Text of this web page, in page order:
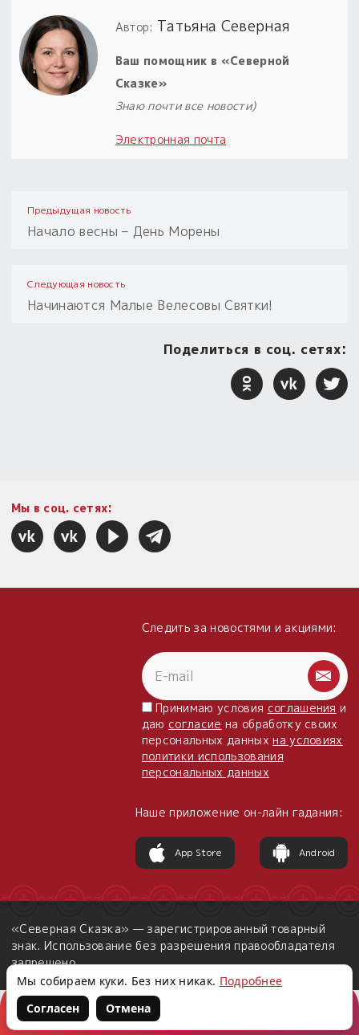
Корзина Войти
Автор: Татьяна Северная
Ваш помощник в «Северной
Сказке»
Знаю почти все новости)
Электронная почта
Предыдущая новость
Начало весны – День Морены
Следующая новость
Начинаются Малые Велесовы Святки!
Поделиться в соц. сетях:
Мы в соц. сетях:
Следить за новостями и акциями:
Принимаю условия соглашения и
даю согласие на обработку своих
персональных данныхна условиях
политики использования
персональных данных
Наше приложение он-лайн гадания:
App Store Android
«Северная Сказка» — зарегистрированный товарный
знак. Использование без разрешения правообладателя
запрещено.
Мы собираем куки. Без них никак. Подробнее
Согласен
Отмена